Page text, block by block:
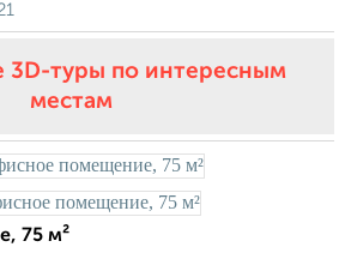
3D-туры по интересным
местам
75 м²